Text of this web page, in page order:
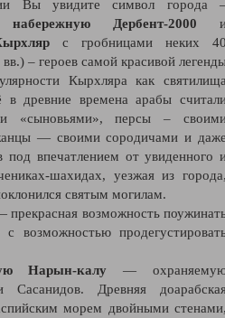
Вы увидите символ города
набережную Дербент-2000
с гробницами неких
– героев самой красивой
Кырхляра как
древние времена арабы
«сыновьями», персы –
— своими сородичами и
впечатлением от увиденного
шахидах, уезжая из
святым могилам.
прекрасная возможность
возможностью
Нарын-калу —
Древняя
морем двойными